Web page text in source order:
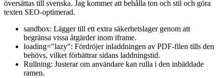
översättas till svenska. Jag kommer att behålla ton och stil och göra
texten SEO-optimerad.
sandbox: Lägger till ett extra säkerhetslager genom att
begränsa vissa åtgärder inom iframe.
loading="lazy": Fördröjer inladdningen av PDF-filen tills den
behövs, vilket förbättrar sidans laddningstid.
Rullning: Justerar om användare kan rulla i den inbäddade
ramen.